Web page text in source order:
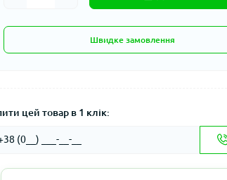
Швидке замовлення
цей товар в 1 клік: